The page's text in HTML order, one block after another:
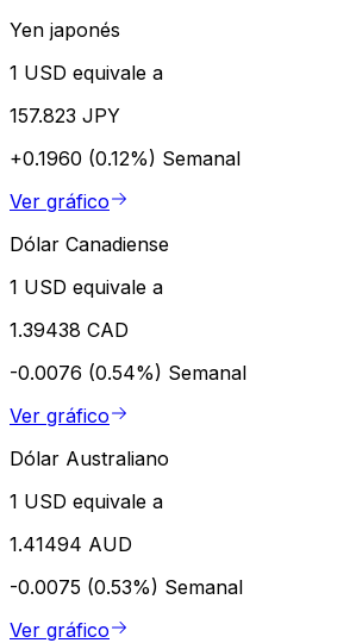
Yen japonés
1 USD equivale a
157.823 JPY
+0.1960 (0.12%) Semanal
Ver gráfico
Dólar Canadiense
1 USD equivale a
1.39438 CAD
-0.0076 (0.54%) Semanal
Ver gráfico
Dólar Australiano
1 USD equivale a
1.41494 AUD
-0.0075 (0.53%) Semanal
Ver gráfico